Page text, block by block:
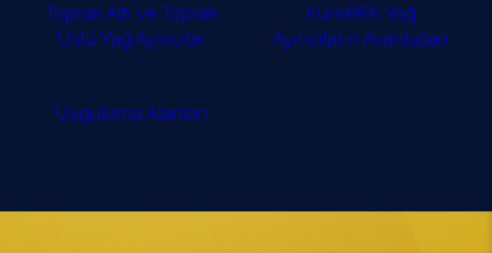
Toprak Altı ve Toprak
Üstü Yağ Ayırıcılar
EuroREK Yağ
Ayırıcıların Avantajları
Uygulama Alanları